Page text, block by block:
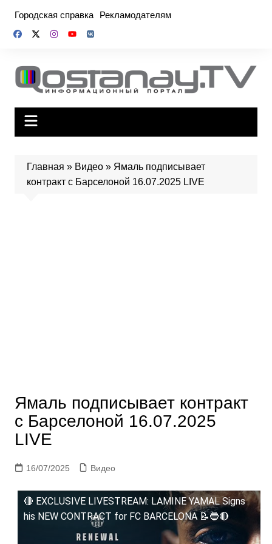
содержимому
Городская справка Рекламодателям
Главная » Видео» Ямаль подписывает
контракт с Барселоной 16.07.2025 LIVE
Ямаль подписывает контракт
с Барселоной 16.07.2025
LIVE
16/07/2025 Видео
🔴 EXCLUSIVE LIVESTREAM: LAMINE YAMAL Signs
his NEW CONTRACT for FC BARCELONA 📝🔵🔴